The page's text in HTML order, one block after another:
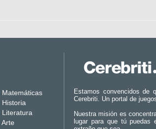
Matemáticas
Historia
Literatura
Arte
Estamos convencidos de
Cerebriti. Un portal de
Nuestra misión es
lugar para que tú